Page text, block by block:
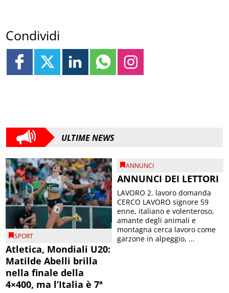
Condividi
ULTIME NEWS
SPORT
Atletica, Mondiali U20:
Matilde Abelli brilla
nella finale della
4×400, ma l’Italia è 7ª
ANNUNCI
ANNUNCI DEI LETTORI
LAVORO 2. lavoro domanda
CERCO LAVORO signore 59
enne, italiano e volenteroso,
amante degli animali e
montagna cerca lavoro come
garzone in alpeggio, ...